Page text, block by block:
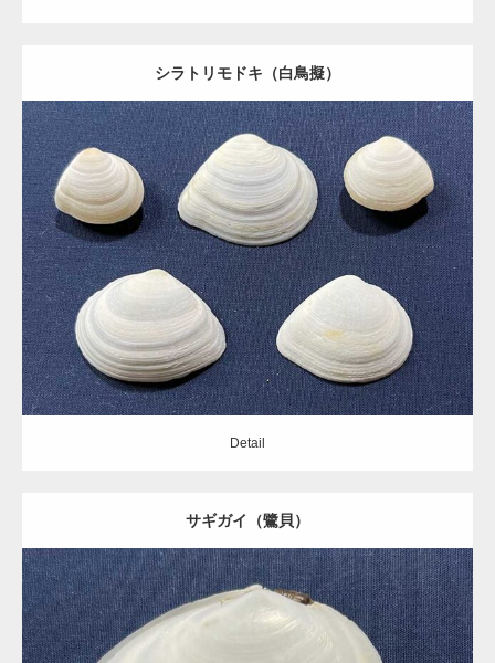
シラトリモドキ（白鳥擬）
Update:2021.06.05
Category:ニッコウガイ科
Detail
Detail
サギガイ（鷺貝）